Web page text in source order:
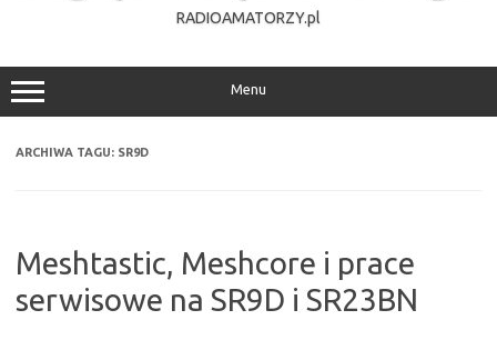
RADIOAMATORZY.pl
Menu
ARCHIWA TAGU: SR9D
Meshtastic, Meshcore i prace
serwisowe na SR9D i SR23BN